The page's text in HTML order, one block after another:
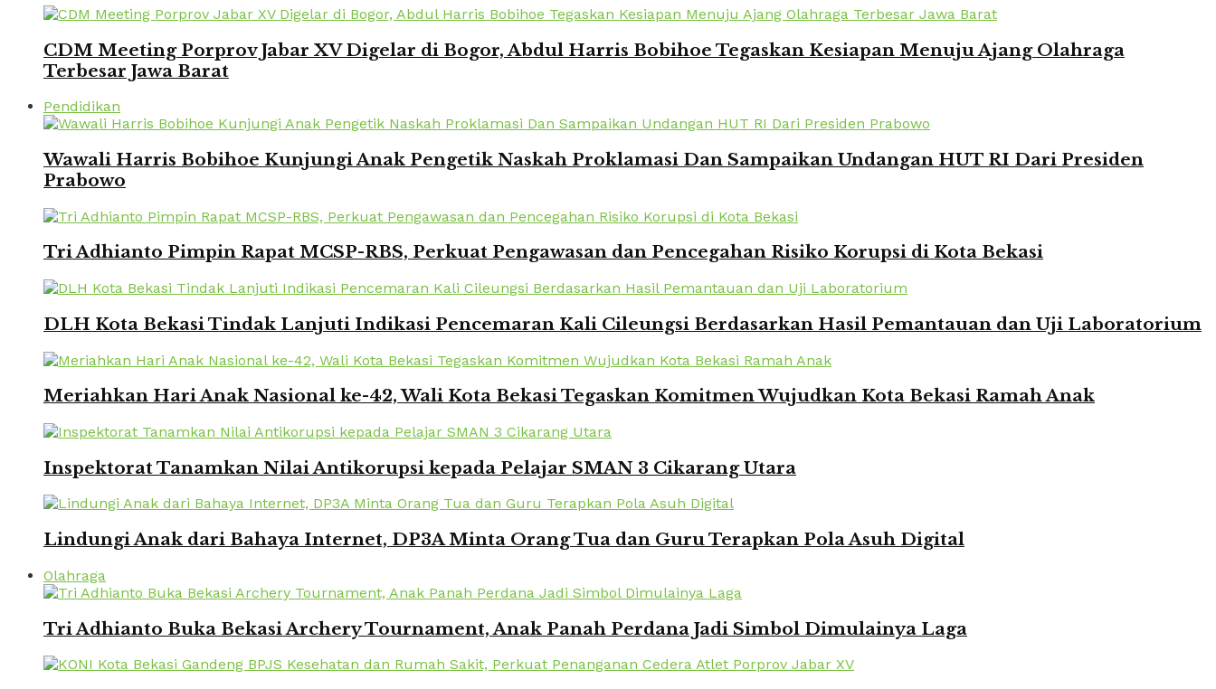
CDM Meeting Porprov Jabar XV Digelar di Bogor, Abdul Harris Bobihoe Tegaskan Kesiapan Menuju Ajang Olahraga
Terbesar Jawa Barat
Pendidikan
Wawali Harris Bobihoe Kunjungi Anak Pengetik Naskah Proklamasi Dan Sampaikan Undangan HUT RI Dari Presiden
Prabowo
Tri Adhianto Pimpin Rapat MCSP-RBS, Perkuat Pengawasan dan Pencegahan Risiko Korupsi di Kota Bekasi
DLH Kota Bekasi Tindak Lanjuti Indikasi Pencemaran Kali Cileungsi Berdasarkan Hasil Pemantauan dan Uji Laboratorium
Meriahkan Hari Anak Nasional ke-42, Wali Kota Bekasi Tegaskan Komitmen Wujudkan Kota Bekasi Ramah Anak
Inspektorat Tanamkan Nilai Antikorupsi kepada Pelajar SMAN 3 Cikarang Utara
Lindungi Anak dari Bahaya Internet, DP3A Minta Orang Tua dan Guru Terapkan Pola Asuh Digital
Olahraga
Tri Adhianto Buka Bekasi Archery Tournament, Anak Panah Perdana Jadi Simbol Dimulainya Laga